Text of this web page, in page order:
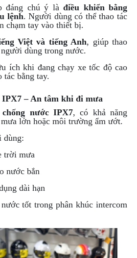
đáng chú ý là điều khiển bằng
lệnh. Người dùng có thể thao tác
chạm tay vào thiết bị.
Việt và tiếng Anh, giúp thao
dùng trong nước.
ích khi đang chạy xe tốc độ cao
tác bằng tay.
IPX7 – An tâm khi đi mưa
chống nước IPX7, có khả năng
lớn hoặc môi trường ẩm ướt.
dùng:
trời mưa
nước bắn
dài hạn
tốt trong phân khúc intercom